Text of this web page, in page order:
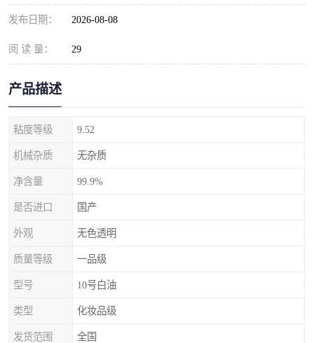
发布日期： 2026-08-08
阅 读 量： 29
产品描述
粘度等级 9.52
机械杂质 无杂质
净含量 99.9%
是否进口 国产
外观 无色透明
质量等级 一品级
型号 10号白油
类型 化妆品级
发货范围 全国